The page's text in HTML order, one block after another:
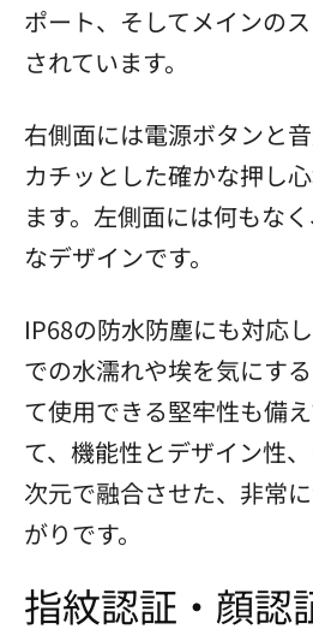
ポート、そしてメインの
されています。
右側面には電源ボタンと音
カチッとした確かな押し
ます。左側面には何もな
なデザインです。
IP68の防水防塵にも対応
での水濡れや埃を気にす
て使用できる堅牢性も備
て、機能性とデザイン性
次元で融合させた、非常
がりです。
指紋認証・顔認